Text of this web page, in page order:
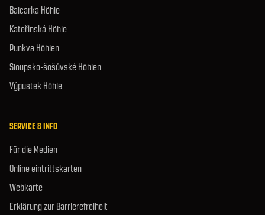
Balcarka Höhle
Kateřinská Höhle
Punkva Höhlen
Sloupsko-šošůvské Höhlen
Výpustek Höhle
SERVICE & INFO
Für die Medien
Online eintrittskarten
Webkarte
Erklärung zur Barrierefreiheit